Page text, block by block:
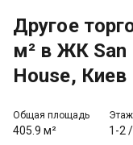
Другое
м² в ЖК San
House, Киев
Общая площадь
405.9 м² 1-2 /